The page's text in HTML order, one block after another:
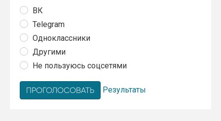
ВК
Telegram
Одноклассники
Другими
Не пользуюсь соцсетями
Результаты